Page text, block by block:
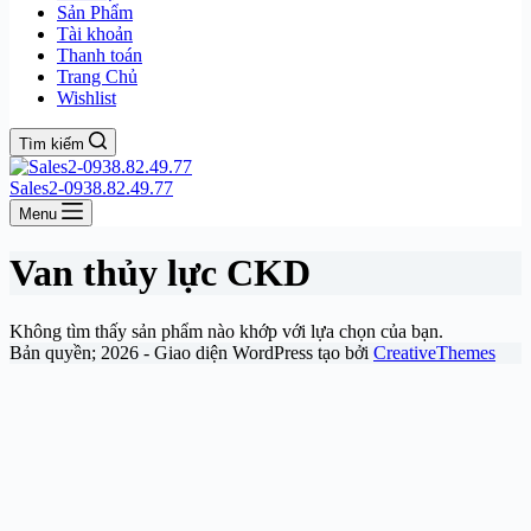
Sản Phẩm
Tài khoản
Thanh toán
Trang Chủ
Wishlist
Tìm kiếm
Sales2-0938.82.49.77
Menu
Van thủy lực CKD
Không tìm thấy sản phẩm nào khớp với lựa chọn của bạn.
Bản quyền; 2026 - Giao diện WordPress tạo bởi CreativeThemes